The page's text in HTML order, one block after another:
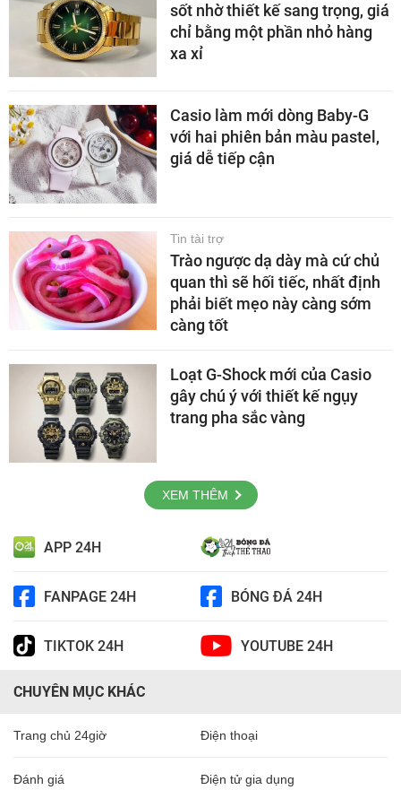
sốt nhờ thiết kế sang trọng, giá
chỉ bằng một phần nhỏ hàng
xa xỉ
Casio làm mới dòng Baby-G
với hai phiên bản màu pastel,
giá dễ tiếp cận
Tin tài trợ
Trào ngược dạ dày mà cứ chủ
quan thì sẽ hối tiếc, nhất định
phải biết mẹo này càng sớm
càng tốt
Loạt G-Shock mới của Casio
gây chú ý với thiết kế ngụy
trang pha sắc vàng
XEM THÊM
APP 24H
FANPAGE 24H BÓNG ĐÁ 24H
TIKTOK 24H YOUTUBE 24H
CHUYÊN MỤC KHÁC
Trang chủ 24giờ Điện thoại
Đánh giá Điện tử gia dụng